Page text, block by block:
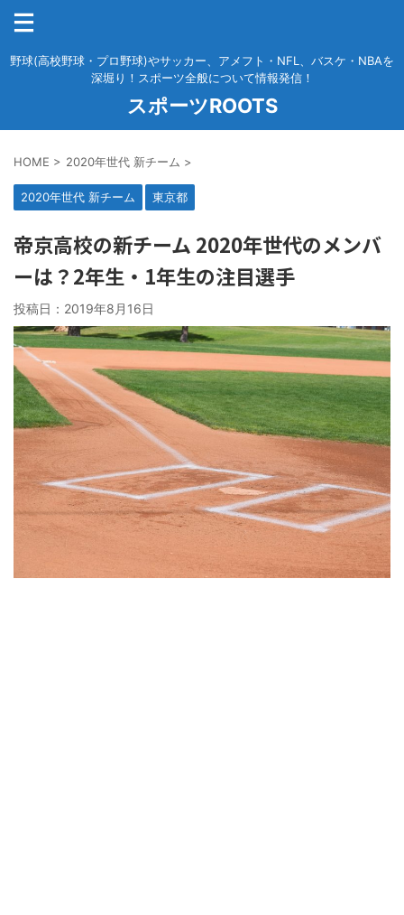
野球(高校野球・プロ野球)やサッカー、アメフト・NFL、バスケ・NBAを
深堀り！スポーツ全般について情報発信！
スポーツROOTS
HOME > 2020年世代 新チーム >
2020年世代 新チーム 東京都
帝京高校の新チーム 2020年世代のメンバ
ーは？2年生・1年生の注目選手
投稿日： 2019年8月16日